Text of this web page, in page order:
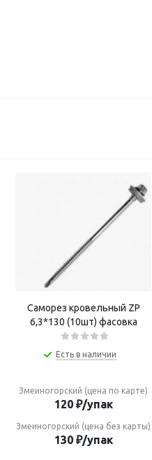
Саморез кровельный ZP
6,3*130 (10шт) фасовка
Есть в наличии
Змеиногорский (цена по карте)
120₽/упак
Змеиногорский (цена без карты)
130₽/упак